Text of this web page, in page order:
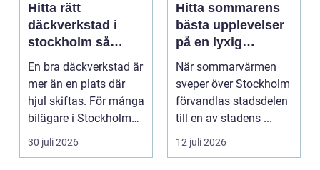
Hitta rätt
däckverkstad i
stockholm så
väljer du tryggt
och smart
En bra däckverkstad är
mer än en plats där
hjul skiftas. För många
bilägare i Stockholm
handlar vale...
30 juli 2026
Hitta sommarens
bästa upplevelser
på en lyxig
uteservering på
Östermalm
När sommarvärmen
sveper över Stockholm
förvandlas stadsdelen
till en av stadens ...
12 juli 2026